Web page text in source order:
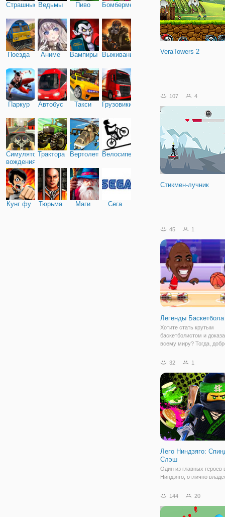
Страшные Ведьмы Пиво Бомбермен
Поезда Аниме Вампиры Выживание
Паркур Автобус Такси Грузовики
Симулятор
вождения
Трактора ВертолетыВелосипед
Кунг фу Тюрьма Маги Сега
VeraTowers 2
107 4
Стикмен-лучник
45 1
Легенды
Хотите стать крутым
баскетболистом и
всему миру? Тогда,
Баскетбола 2020" —
с участием популярных
спортсменов. В этот раз
звёздными
32 1
Лего Ниндзяго:
Слэш
Один из главных героев
Ниндзяго, отлично
профессионально
темным силам. Но
144 20